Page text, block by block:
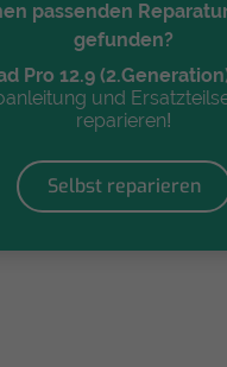
passenden
gefunden?
Pro 12.9
und
reparieren!
Selbst reparieren